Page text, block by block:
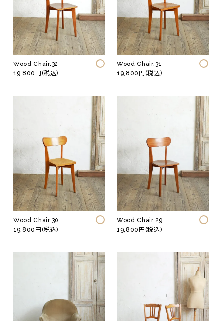
Wood Chair.32
19,800円(税込)
Wood Chair.31
19,800円(税込)
Wood Chair.30
19,800円(税込)
Wood Chair.29
19,800円(税込)